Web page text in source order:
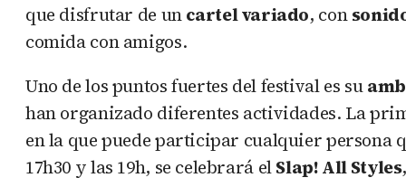
que disfrutar de uncartel variado, con
comida con amigos.
Uno de los puntos fuertes del festival es su
han organizado diferentes actividades. La
en la que puede participar cualquier
17h30 y las 19h, se celebrará elSlap! All Styles